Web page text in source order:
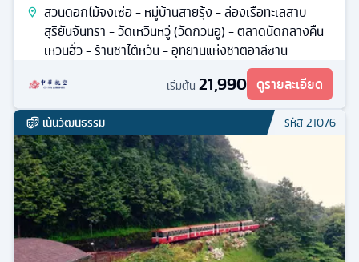
สวนดอกไม้จงเซ่อ - หมู่บ้านสายรุ้ง - ล่องเรือทะเลสาบ
สุริยันจันทรา - วัดเหวินหวู่ (วัดกวนอู) - ตลาดนัดกลางคืน
เหวินฮั่ว - ร้านชาไต้หวัน - อุทยานแห่งชาติอาลีซาน
เริ่มต้น 21,990 ดูรายละเอียด
เน้นวัฒนธรรม รหัส21076